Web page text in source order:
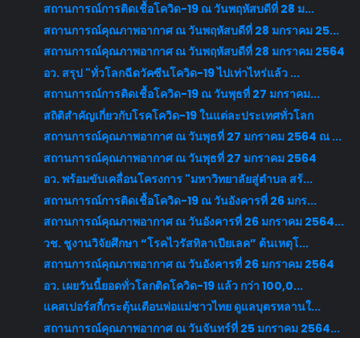
สถานการณ์การติดเชื้อโควิด-19 ณ วันพฤหัสบดีที่ 28 ม...
สถานการณ์คุณภาพอากาศ ณ วันพฤหัสบดีที่ 28 มกราคม 25...
สถานการณ์คุณภาพอากาศ ณ วันพฤหัสบดีที่ 28 มกราคม 2564
อว. สรุป "ทั่วโลกฉีดวัคซีนโควิด-19 ไปเท่าไหร่แล้ว ...
สถานการณ์การติดเชื้อโควิด-19 ณ วันพุธที่ 27 มกราคม...
สถิติสำคัญเกี่ยวกับโรคโควิด-19 ในแต่ละประเทศทั่วโลก
สถานการณ์คุณภาพอากาศ ณ วันพุธที่ 27 มกราคม 2564 ณ ...
สถานการณ์คุณภาพอากาศ ณ วันพุธที่ 27 มกราคม 2564
อว. พร้อมขับเคลื่อนโครงการ "มหาวิทยาลัยสู่ตำบล สร้...
สถานการณ์การติดเชื้อโควิด-19 ณ วันอังคารที่ 26 มกร...
สถานการณ์คุณภาพอากาศ ณ วันอังคารที่ 26 มกราคม 2564...
วช. ชูงานวิจัยศึกษา “โรคไวรัสทิลาเปียเลค” ต้นเหตุโ...
สถานการณ์คุณภาพอากาศ ณ วันอังคารที่ 26 มกราคม 2564
อว. เผยวันนี้ยอดทั่วโลกติดโควิด-19 แล้ว กว่า 100,0...
แคสเปอร์สกี้กระตุ้นเตือนพ่อแม่ชาวไทย ดูแลบุตรหลานใ...
สถานการณ์คุณภาพอากาศ ณ วันจันทร์ที่ 25 มกราคม 2564...